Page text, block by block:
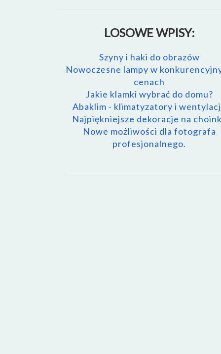
LOSOWE WPISY:
Szyny i haki do obrazów
Nowoczesne lampy w
cenach
Jakie klamki wybrać do domu?
Abaklim - klimatyzatory i
Najpiękniejsze dekoracje na
Nowe możliwości dla fotografa
profesjonalnego.